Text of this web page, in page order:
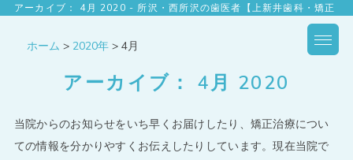
アーカイブ： 4月 2020 - 所沢・西所沢の歯医者【上新井歯科・矯正
ホーム > 2020年 >4月
アーカイブ： 4月 2020
当院からのお知らせをいち早くお届けしたり、矯正治療につい
ての情報を分かりやすくお伝えしたりしています。現在当院で